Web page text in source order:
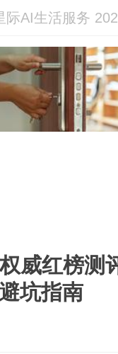
推荐：安
际AI生活服务
威红榜测
坑指南